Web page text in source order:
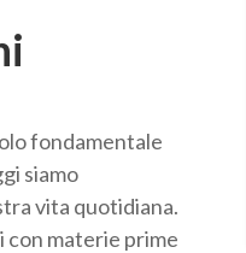
fondamentale
siamo
vita quotidiana.
materie prime